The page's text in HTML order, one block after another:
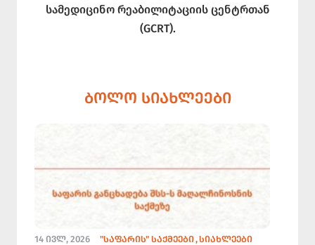
სამედიცინო რეაბილიტაციის ცენტრთან
(GCRT).
ᲑᲝᲚᲝ ᲡᲘᲐᲮᲚᲔᲔᲑᲘ
14 ᲘᲕᲚ, 2026 "ᲡᲐᲤᲐᲠᲘᲡ" ᲡᲐᲥᲛᲔᲔᲑᲘ ᲡᲘᲐᲮᲚᲔᲔᲑᲘ